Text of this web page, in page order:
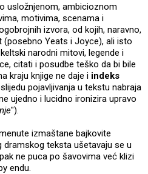
usložnjenom, ambicioznom
motivima, scenama i
izvora, od kojih, naravno,
(posebno Yeats i Joyce), ali isto
narodni mitovi, legende i
citati i posudbe teško da bi bile
kraju knjige ne daje i indeks
pojavljivanja u tekstu nabraja
ujedno i lucidno ironizira upravo
").
izmaštane bajkovite
teksta ušetavaju se u
ne puca po šavovima već klizi
endu.